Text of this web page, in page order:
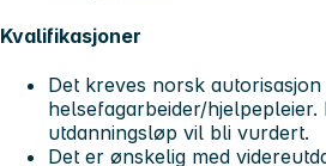
Kvalifikasjoner
Det kreves norsk autorisasjon
helsefagarbeider/hjelpepleier.
utdanningsløp vil bli vurdert.
Det er ønskelig med